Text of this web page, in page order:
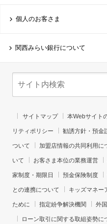
個人のお客さま
関西みらい銀行について
サイトマップ 本Webサイト
リティポリシー 勧誘方針・預金
ついて 加盟店情報の共同利用に
いて お客さま本位の業務運営
家制度・期限日 預金保険制度
との連携について キッズマネー
ために 指定紛争解決機関 外
ローン取引に関する取組姿勢に